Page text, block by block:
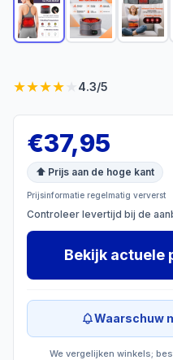
★★★★ 4.3/5
€37,95
⬆ Prijs aan de hoge kant
Prijsinformatie regelmatig ververst
Controleer levertijd bij de
Bekijk actuele
Waarschuw
We vergelijken winkels;